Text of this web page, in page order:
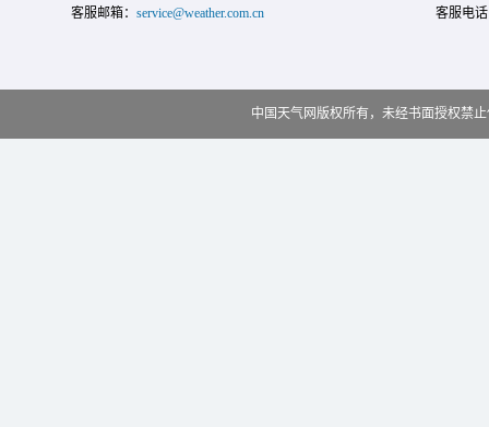
客服邮箱： service@weather.com.cn 客服电
中国天气网版权所有，未经书面授权